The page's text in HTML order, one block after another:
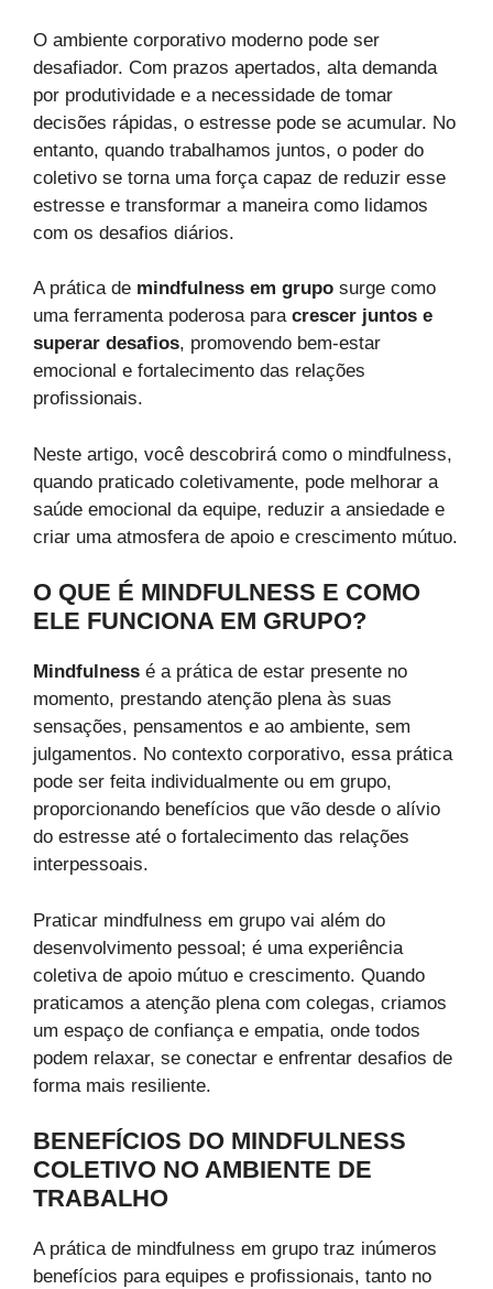
O ambiente corporativo moderno pode ser
desafiador. Com prazos apertados, alta demanda
por produtividade e a necessidade de tomar
decisões rápidas, o estresse pode se acumular. No
entanto, quando trabalhamos juntos, o poder do
coletivo se torna uma força capaz de reduzir esse
estresse e transformar a maneira como lidamos
com os desafios diários.
A prática de mindfulness em grupo surge como
uma ferramenta poderosa para crescer juntos e
superar desafios, promovendo bem-estar
emocional e fortalecimento das relações
profissionais.
Neste artigo, você descobrirá como o mindfulness,
quando praticado coletivamente, pode melhorar a
saúde emocional da equipe, reduzir a ansiedade e
criar uma atmosfera de apoio e crescimento mútuo.
O QUE É MINDFULNESS E COMO
ELE FUNCIONA EM GRUPO?
Mindfulness é a prática de estar presente no
momento, prestando atenção plena às suas
sensações, pensamentos e ao ambiente, sem
julgamentos. No contexto corporativo, essa prática
pode ser feita individualmente ou em grupo,
proporcionando benefícios que vão desde o alívio
do estresse até o fortalecimento das relações
interpessoais.
Praticar mindfulness em grupo vai além do
desenvolvimento pessoal; é uma experiência
coletiva de apoio mútuo e crescimento. Quando
praticamos a atenção plena com colegas, criamos
um espaço de confiança e empatia, onde todos
podem relaxar, se conectar e enfrentar desafios de
forma mais resiliente.
BENEFÍCIOS DO MINDFULNESS
COLETIVO NO AMBIENTE DE
TRABALHO
A prática de mindfulness em grupo traz inúmeros
benefícios para equipes e profissionais, tanto no